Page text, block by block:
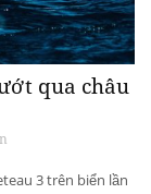
qua châu
3 trên biển lần